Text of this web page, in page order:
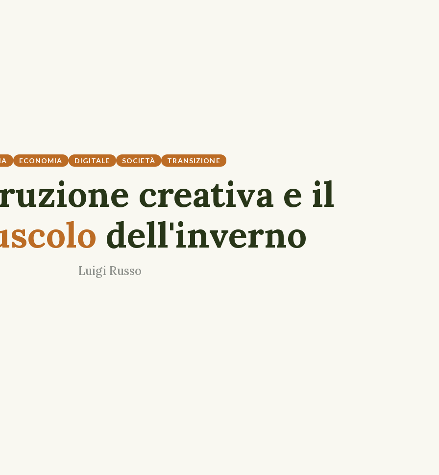
ECONOMIA DIGITALE SOCIETÀ TRANSIZIONE
creativa e il
dell'inverno
Luigi Russo